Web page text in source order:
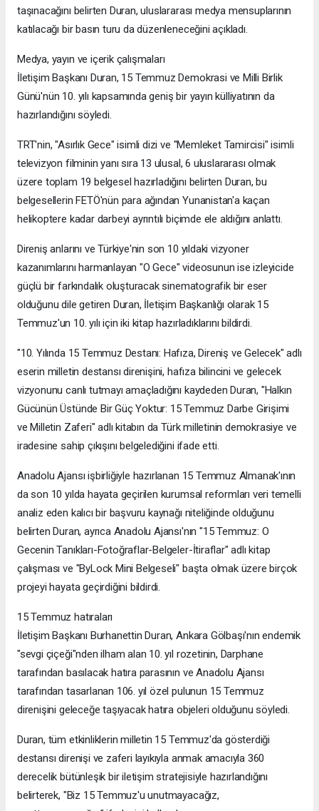
taşınacağını belirten Duran, uluslararası medya mensuplarının
katılacağı bir basın turu da düzenleneceğini açıkladı.
Medya, yayın ve içerik çalışmaları
İletişim Başkanı Duran, 15 Temmuz Demokrasi ve Milli Birlik
Günü'nün 10. yılı kapsamında geniş bir yayın külliyatının da
hazırlandığını söyledi.
TRT'nin, "Asırlık Gece" isimli dizi ve "Memleket Tamircisi" isimli
televizyon filminin yanı sıra 13 ulusal, 6 uluslararası olmak
üzere toplam 19 belgesel hazırladığını belirten Duran, bu
belgesellerin FETÖ'nün para ağından Yunanistan'a kaçan
helikoptere kadar darbeyi ayrıntılı biçimde ele aldığını anlattı.
Direniş anlarını ve Türkiye'nin son 10 yıldaki vizyoner
kazanımlarını harmanlayan "O Gece" videosunun ise izleyicide
güçlü bir farkındalık oluşturacak sinematografik bir eser
olduğunu dile getiren Duran, İletişim Başkanlığı olarak 15
Temmuz'un 10. yılı için iki kitap hazırladıklarını bildirdi.
"10. Yılında 15 Temmuz Destanı: Hafıza, Direniş ve Gelecek" adlı
eserin milletin destansı direnişini, hafıza bilincini ve gelecek
vizyonunu canlı tutmayı amaçladığını kaydeden Duran, "Halkın
Gücünün Üstünde Bir Güç Yoktur: 15 Temmuz Darbe Girişimi
ve Milletin Zaferi" adlı kitabın da Türk milletinin demokrasiye ve
iradesine sahip çıkışını belgelediğini ifade etti.
Anadolu Ajansı işbirliğiyle hazırlanan 15 Temmuz Almanak'ının
da son 10 yılda hayata geçirilen kurumsal reformları veri temelli
analiz eden kalıcı bir başvuru kaynağı niteliğinde olduğunu
belirten Duran, ayrıca Anadolu Ajansı'nın "15 Temmuz: O
Gecenin Tanıkları-Fotoğraflar-Belgeler-İtiraflar" adlı kitap
çalışması ve "ByLock Mini Belgeseli" başta olmak üzere birçok
projeyi hayata geçirdiğini bildirdi.
15 Temmuz hatıraları
İletişim Başkanı Burhanettin Duran, Ankara Gölbaşı'nın endemik
"sevgi çiçeği"nden ilham alan 10. yıl rozetinin, Darphane
tarafından basılacak hatıra parasının ve Anadolu Ajansı
tarafından tasarlanan 106. yıl özel pulunun 15 Temmuz
direnişini geleceğe taşıyacak hatıra objeleri olduğunu söyledi.
Duran, tüm etkinliklerin milletin 15 Temmuz'da gösterdiği
destansı direnişi ve zaferi layıkıyla anmak amacıyla 360
derecelik bütünleşik bir iletişim stratejisiyle hazırlandığını
belirterek, "Biz 15 Temmuz'u unutmayacağız,